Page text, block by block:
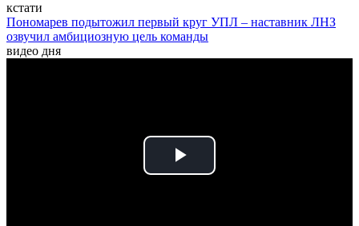
кстати
Пономарев подытожил первый круг УПЛ – наставник ЛНЗ
озвучил амбициозную цель команды
видео дня
Play